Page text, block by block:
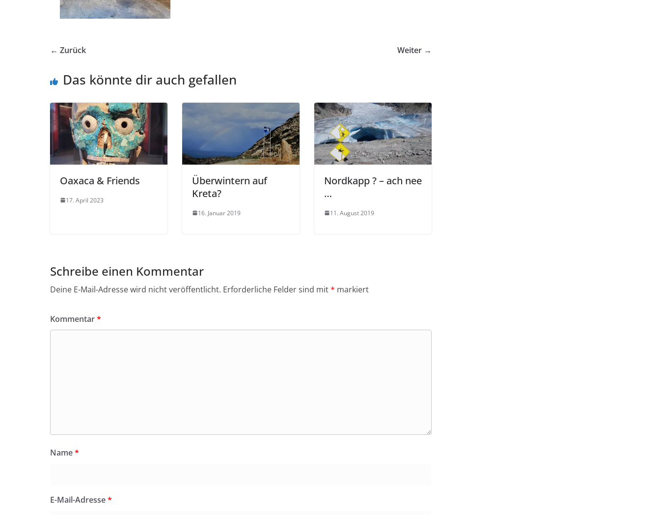
← Zurück Weiter →
Das könnte dir auch gefallen
Oaxaca & Friends
17. April 2023
Überwintern auf
Kreta?
16. Januar 2019
Nordkapp ? – ach nee
…
11. August 2019
Schreibe einen Kommentar
Deine E-Mail-Adresse wird nicht veröffentlicht. Erforderliche Felder sind mit* markiert
Kommentar*
Name*
E-Mail-Adresse*